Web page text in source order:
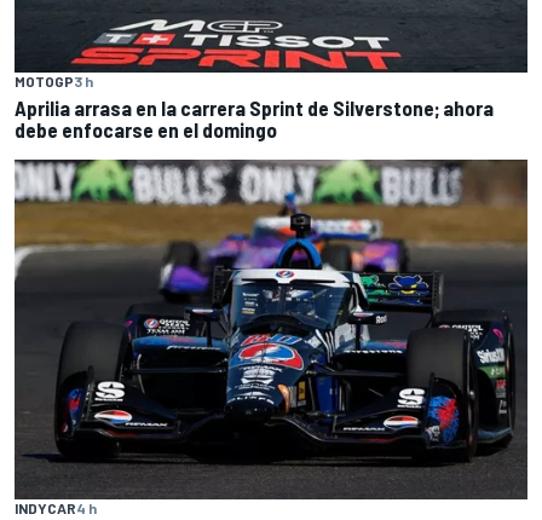
MOTOGP3 h
Aprilia arrasa en la carrera Sprint de Silverstone; ahora
debe enfocarse en el domingo
INDYCAR4 h